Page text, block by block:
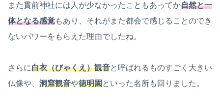
また貫前神社には人が少なかったこともあってか自然と一
体となる感覚もあり、それがまた都会で感じることのでき
ないパワーをもらえた理由でしたね。
さらに白衣（びゃくえ）観音と呼ばれるものすごく大きい
仏像や、 洞窟観音や徳明園といった名所も回りました。